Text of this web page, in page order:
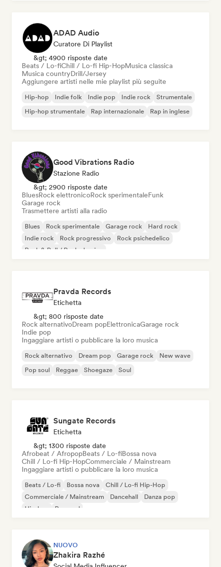
ADAD Audio
Curatore Di Playlist
&gt; 4900 risposte date
Beats / Lo-fiChill / Lo-fi Hip-HopMusica classica
Musica countryDrill/Jersey
Aggiungere artisti nelle mie playlist più seguite
Hip-hop Indie folk Indie pop Indie rock
Strumentale
Hip-hop strumentale
Rap internazionale Rap in inglese
Good Vibrations Radio
Stazione Radio
&gt; 2900 risposte date
BluesRock elettronicoRock sperimentaleFunk
Garage rock
Trasmettere artisti alla radio
Blues Rock sperimentale Garage rock
Hard rock
Indie rock
Rock progressivo
Rock psichedelico
Rock & Roll / Rock classico
Pravda Records
Etichetta
&gt; 800 risposte date
Rock alternativoDream popElettronicaGarage rock
Indie pop
Ingaggiare artisti o pubblicare la loro musica
Rock alternativo Dream pop Garage rock
New wave
Pop soul
Reggae Shoegaze Soul
Sungate Records
Etichetta
&gt; 1300 risposte date
Afrobeat / AfropopBeats / Lo-fiBossa nova
Chill / Lo-fi Hip-HopCommerciale / Mainstream
Ingaggiare artisti o pubblicare la loro musica
Beats / Lo-fi Bossa nova
Chill / Lo-fi Hip-Hop
Commerciale / Mainstream
Dancehall
Danza pop
Hip-hop
Pop soul
NUOVO
Zhakira Razhé